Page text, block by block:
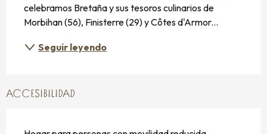
celebramos Bretaña y sus tesoros culinarios de
Morbihan (56), Finisterre (29) y Côtes d'Armor...
Seguir leyendo
ACCESIBILIDAD